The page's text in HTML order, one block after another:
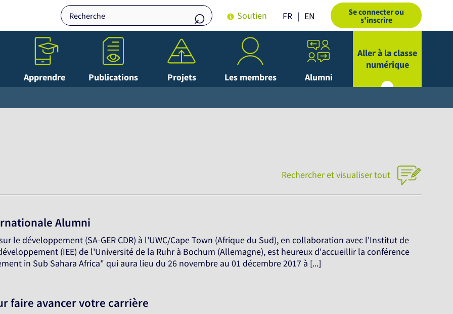
Soutien FR EN
Se connecter ou
s'inscrire
Apprendre Publications Projets Les membres Alumni
Aller à la classe
numérique
Rechercher et visualiser tout
Alumni
le développement (SA-GER CDR) à l'UWC/Cape Town (Afrique du Sud), en collaboration avec l'Institut de
(IEE) de l'Université de la Ruhr à Bochum (Allemagne), est heureux d'accueillir la conférence
in Sub Sahara Africa" qui aura lieu du 26 novembre au 01 décembre 2017 à [...]
faire avancer votre carrière